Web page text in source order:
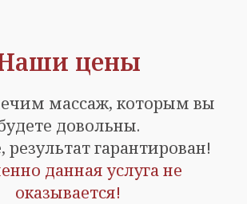
цены
массаж, которым вы
довольны.
результат гарантирован!
данная услуга не
оказывается!